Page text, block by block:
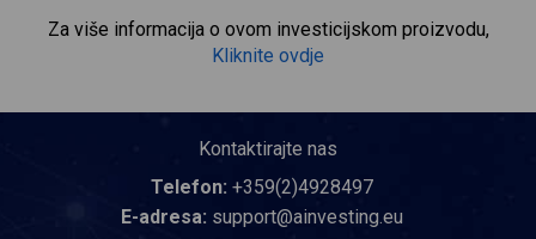
Za više informacija o ovom investicijskom proizvodu,
Kliknite ovdje
Kontaktirajte nas
Telefon: +359(2)4928497
E-adresa: support@ainvesting.eu